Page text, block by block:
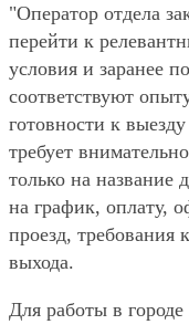
"Оператор отдела
перейти к
условия и заранее
соответствуют
готовности к
требует
только на название
на график, оплату,
проезд, требования
выхода.
Для работы в